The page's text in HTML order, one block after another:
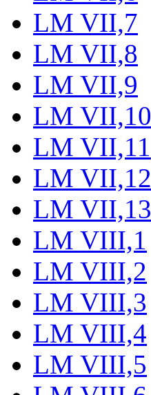
LM VII,7
LM VII,8
LM VII,9
LM VII,10
LM VII,11
LM VII,12
LM VII,13
LM VIII,1
LM VIII,2
LM VIII,3
LM VIII,4
LM VIII,5